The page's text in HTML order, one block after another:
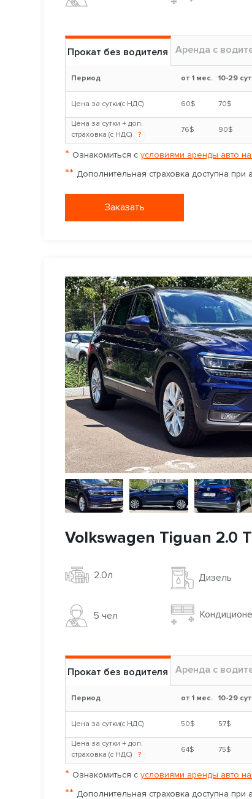
Прокат без водителя Аренда с
Период от 1 мес. 10-29
Цена за сутки(с НДС) 60$ 70$
Цена за сутки + доп.
страховка (с НДС)
?
76$ 90$
* Ознакомиться с условиями аренды авто на
** Дополнительная страховка доступна при
Заказать
Volkswagen Tiguan 2.0
2.0л Дизель
5 чел
Прокат без водителя Аренда с
Период от 1 мес. 10-29
Цена за сутки(с НДС) 50$ 57$
Цена за сутки + доп.
страховка (с НДС)
?
64$ 75$
* Ознакомиться с условиями аренды авто на
** Дополнительная страховка доступна при